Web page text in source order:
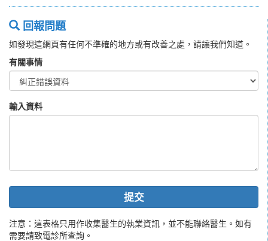
回報問題
如發現這網頁有任何不準確的地方或有改善之處，請讓我們知道。
有關事情
輸入資料
提交
注意：這表格只用作收集醫生的執業資訊，並不能聯絡醫生。如有
需要請致電診所查詢。